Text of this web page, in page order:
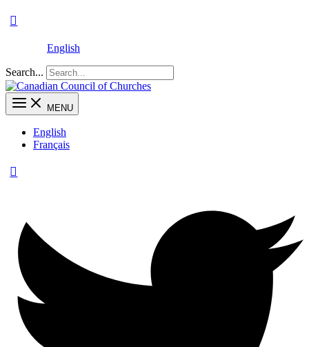
English
Search...
MENU
English
Français